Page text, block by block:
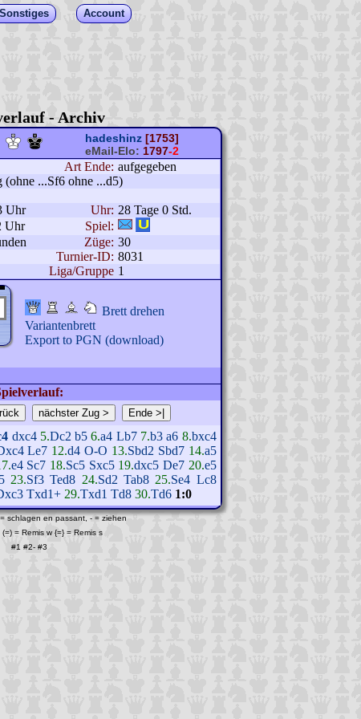
Sonstiges Account
- Archiv
hadeshinz [1753]
eMail-Elo: 1797-2
Art Ende: aufgegeben
...Sf6 ohne ...d5)
Uhr Uhr: 28 Tage 0 Std.
Uhr
Spiel:
Züge: 30
Turnier-ID: 8031
Liga/Gruppe 1
Brett drehen
Variantenbrett
Export to PGN (download)
dxc4 5.Dc2 b5 6.a4 Lb7 7.b3 a6 8.bxc4
Le7 12.d4 O-O 13.Sbd2 Sbd7 14.a5
e4 Sc7 18.Sc5 Sxc5 19.dxc5 De7 20.e5
23.Sf3 Ted8 24.Sd2 Tab8 25.Se4 Lc8
Txd1+ 29.Txd1 Td8 30.Td6 1:0
schlagen en passant, - = ziehen
= Remis w {=} = Remis s
#1 #2-#3